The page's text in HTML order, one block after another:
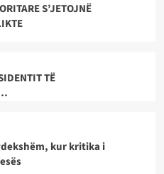
S’JETOJNË
TË
kur kritika i